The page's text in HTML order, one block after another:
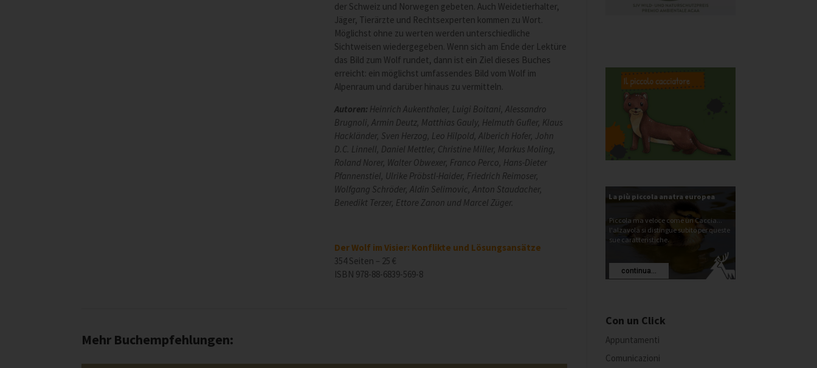
der Schweiz und Norwegen gebeten. Auch Weidetierhalter,
Jäger, Tierärzte und Rechtsexperten kommen zu Wort.
Möglichst ohne zu werten werden unterschiedliche
Sichtweisen wiedergegeben. Wenn sich am Ende der Lektüre
das Bild zum Wolf rundet, dann ist ein Ziel dieses Buches
erreicht: ein möglichst umfassendes Bild vom Wolf im
Alpenraum und darüber hinaus zu vermitteln.
Autoren: Heinrich Aukenthaler, Luigi Boitani, Alessandro
Brugnoli, Armin Deutz, Matthias Gauly, Helmuth Gufler, Klaus
Hackländer, Sven Herzog, Leo Hilpold, Alberich Hofer, John
D.C. Linnell, Daniel Mettler, Christine Miller, Markus Moling,
Roland Norer, Walter Obwexer, Franco Perco, Hans-Dieter
Pfannenstiel, Ulrike Pröbstl-Haider, Friedrich Reimoser,
Wolfgang Schröder, Aldin Selimovic, Anton Staudacher,
Benedikt Terzer, Ettore Zanon und Marcel Züger.
Der Wolf im Visier: Konflikte und Lösungsansätze
354 Seiten – 25 €
ISBN 978-88-6839-569-8
Mehr Buchempfehlungen:
La più piccola anatra europea
Piccola ma veloce come un Caccia...
l'alzavola si distingue subito per queste
sue caratteristiche.
continua...
Con un Click
Appuntamenti
Comunicazioni